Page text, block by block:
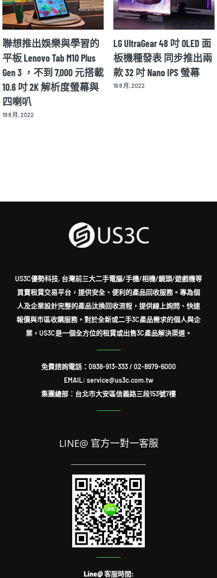
聯想推出娛樂與學習的
平板 Lenovo Tab M10 Plus
Gen 3 ，不到 7,000 元搭載
10.6 吋 2K 解析度螢幕與
四喇叭
19 8 月, 2022
LG UltraGear 48 吋 OLED 面
板機種發表 同步推出兩
款 32 吋 Nano IPS 螢幕
16 8 月, 2022
US3C優勢科技, 台灣前三大二手電腦/手機/相機/鏡頭/遊戲機等
買賣租賃交易平台，提供安全、便利的產品回收服務。專為個
人及企業設計完整的產品汰換回收流程，提供線上詢問、快速
報價與市區收購服務。對於全新或二手3C產品需求的個人與企
業，US3C是一個全方位的租賃或出售3C產品解決渠道。
免費諮詢電話： 0938-913-333/02-8979-6000
EMAIL: service@us3c.com.tw
集團總部：台北市大安區信義路三段153號7樓
LINE@ 官方一對一客服
Line@ 客服時間: